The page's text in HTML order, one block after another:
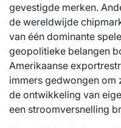
gevestigde merken.
de wereldwijde
van één dominante
geopolitieke belangen
Amerikaanse
immers gedwongen
de ontwikkeling van
een stroomversnelling